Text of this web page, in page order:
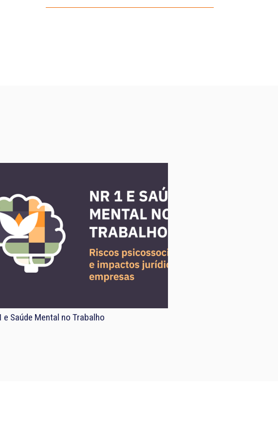
e Saúde Mental no Trabalho